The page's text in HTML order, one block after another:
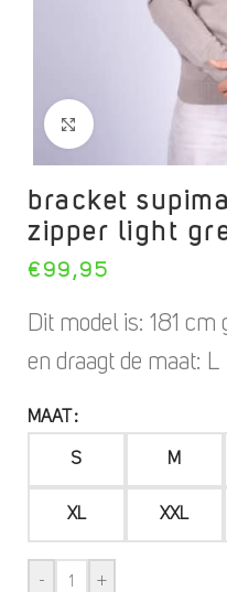
Click to enlarge
bracket
zipper light
€ 99,95
Dit model is: 181 cm
en draagt de maat: L
MAAT
S M
XL XXL
- +